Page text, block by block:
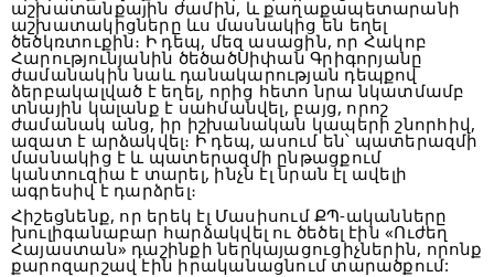
աշխատանքային ժամին, և քաղաքապետարանի
աշխատակիցները ևս մասնակից են եղել
ծեծկռտուքին։ Ի դեպ, մեզ ասացին, որ Հակոբ
Հարությունյանին ծեծածՍիփան Գրիգորյանը
ժամանակին նաև դանակարության դեպքով
ձերբակալված է եղել, որից հետո նրա նկատմամբ
տնային կալանք է սահմանվել, բայց, որոշ
ժամանակ անց, իր իշխանական կապերի շնորհիվ,
ազատ է արձակվել։ Ի դեպ, ասում են՝ պատերազմի
մասնակից է և պատերազմի ընթացքում
կանտուզիա է տարել, ինչն էլ նրան էլ ավելի
ագրեսիվ է դարձրել։
Հիշեցնենք, որ երեկ էլ Մասիսում ՔՊ-ականները
խուլիգանաբար հարձակվել ու ծեծել էին «Ուժեղ
Հայաստան» դաշինքի ներկայացուցիչներին, որոնք
քարոզարշավ էին իրականացնում տարածքում: